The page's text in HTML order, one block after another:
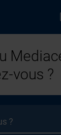
vous ?